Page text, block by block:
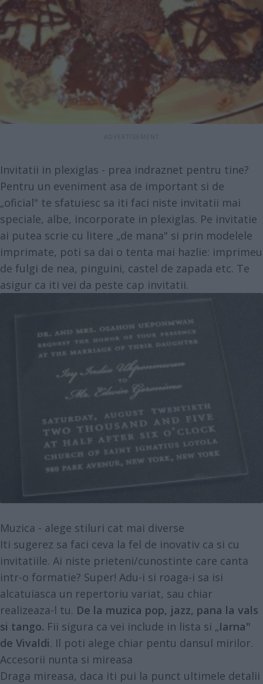
Invitatii in plexiglas - prea indraznet pentru tine?
Pentru un eveniment asa de important si de
„oficial" te sfatuiesc sa iti faci niste invitatii mai
speciale, albe, incorporate in plexiglas. Pe invitatie
ai putea scrie cu litere „de mana" si prin modelele
imprimate, poti sa dai o tenta mai hazlie: imprimeu
de fulgi de nea, pinguini, castel de zapada etc. Te
asigur ca iti vei da peste cap invitatii.
Muzica - alege stiluri cat mai diverse
Iti sugerez sa faci ceva la fel de inovativ ca si cu
invitatiile. Ai niste prieteni/cunostinte care canta
intr-o formatie? Super! Adu-i si roaga-i sa isi
alcatuiasca un repertoriu variat, sau chiar
realizeaza-l tu. De la muzica pop, jazz, pana la vals
si tango. Fii sigura ca vei include in lista si „Iarna"
de Vivaldi. Il poti alege chiar pentu dansul mirilor.
Accesorii nunta si mireasa
Draga mireasa, daca iti pui la punct ultimele detalii